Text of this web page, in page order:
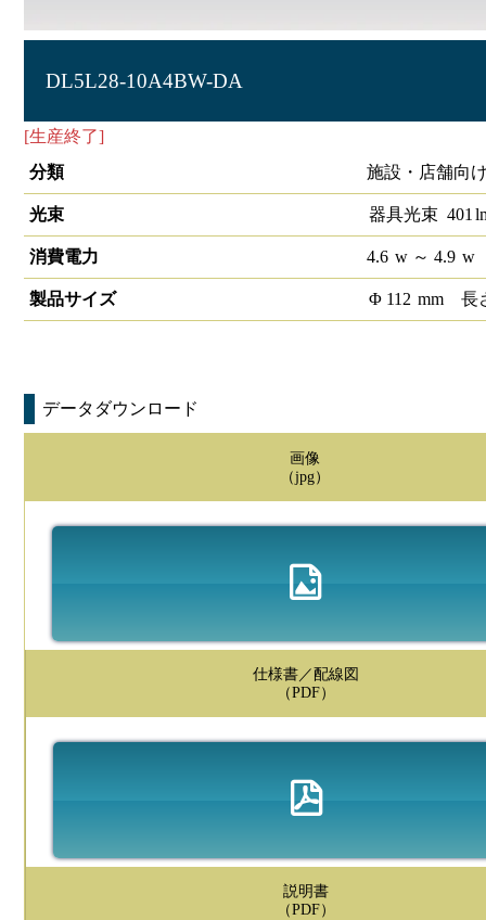
DL5L28-10A4BW-DA
[生産終了]
分類
施設・店舗向
光束 器具光束 401
消費電力 4.6 w～ 4.9 w
製品サイズ Φ 112 mm 長
データダウンロード
画像
（jpg）
仕様書／配線図
（PDF）
説明書
（PDF）